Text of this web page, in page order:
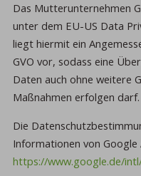
Das Mutterunternehmen
unter dem EU-US Data
liegt hiermit ein
GVO vor, sodass eine
Daten auch ohne weitere
Maßnahmen erfolgen darf.
Die
Informationen von Google
https://www.google.de/